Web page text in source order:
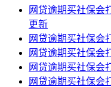
网贷逾期买社保会
更新
网贷逾期买社保会
网贷逾期买社保会
网贷逾期买社保会
网贷逾期买社保会